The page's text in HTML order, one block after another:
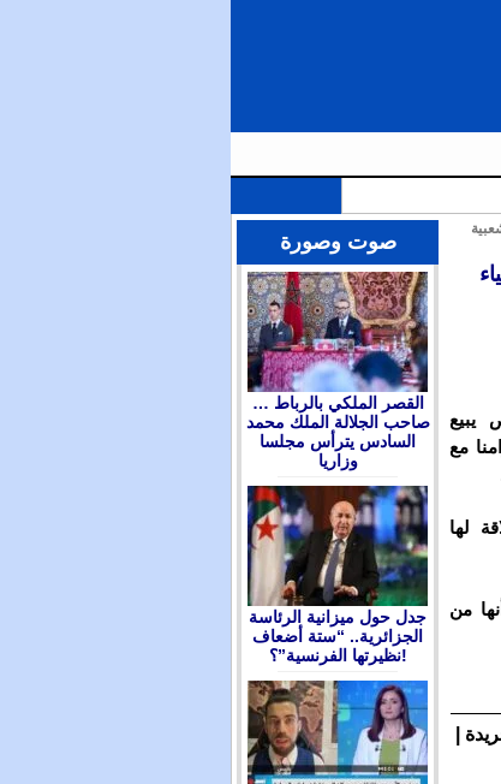
يبيع
مع
لها
من
|
صوت وصورة
القصر الملكي بالرباط …
صاحب الجلالة الملك محمد
السادس يترأس مجلسا
وزاريا
جدل حول ميزانية الرئاسة
الجزائرية.. “ستة أضعاف
نظيرتها الفرنسية”؟!